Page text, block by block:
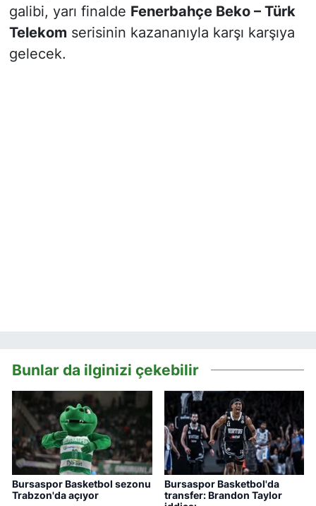
galibi, yarı finalde Fenerbahçe Beko – Türk
Telekom serisinin kazananıyla karşı karşıya
gelecek.
Bunlar da ilginizi çekebilir
Bursaspor Basketbol sezonu
Trabzon'da açıyor
Bursaspor Basketbol'da
transfer: Brandon Taylor